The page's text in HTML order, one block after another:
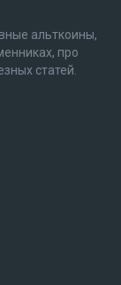
альткоины,
про
статей.